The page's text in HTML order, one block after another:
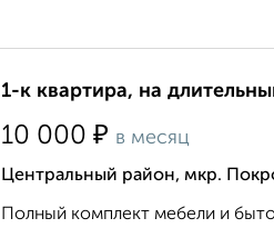
1-к квартира, на
10 000 ₽ в месяц
Центральный район, мкр.
Полный комплект мебели и